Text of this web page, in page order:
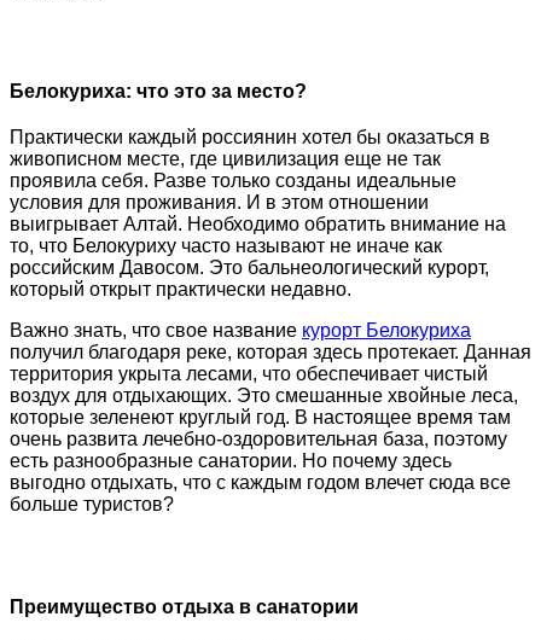
Белокуриха: что это за место?
Практически каждый россиянин хотел бы оказаться в
живописном месте, где цивилизация еще не так
проявила себя. Разве только созданы идеальные
условия для проживания. И в этом отношении
выигрывает Алтай. Необходимо обратить внимание на
то, что Белокуриху часто называют не иначе как
российским Давосом. Это бальнеологический курорт,
который открыт практически недавно.
Важно знать, что свое название курорт Белокуриха
получил благодаря реке, которая здесь протекает. Данная
территория укрыта лесами, что обеспечивает чистый
воздух для отдыхающих. Это смешанные хвойные леса,
которые зеленеют круглый год. В настоящее время там
очень развита лечебно-оздоровительная база, поэтому
есть разнообразные санатории. Но почему здесь
выгодно отдыхать, что с каждым годом влечет сюда все
больше туристов?
Преимущество отдыха в санатории